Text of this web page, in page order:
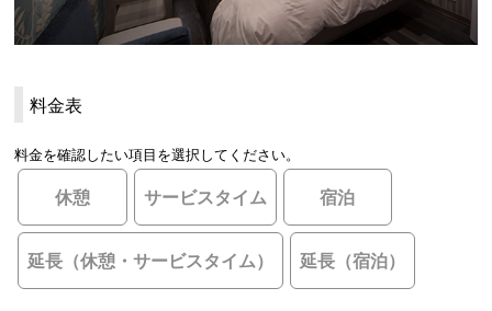
料金表
料金を確認したい項目を選択してください。
休憩 サービスタイム 宿泊
延長（休憩・サービスタイム） 延長（宿泊）